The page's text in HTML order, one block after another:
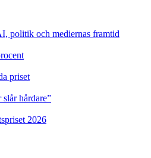
politik och mediernas framtid
priset
hårdare”
2026